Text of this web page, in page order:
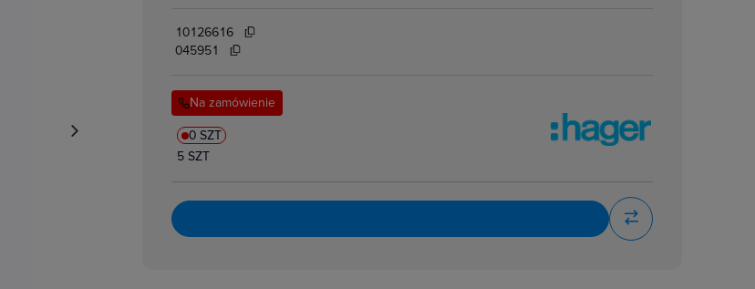
10126616
045951
Na zamówienie
0 SZT
5 SZT